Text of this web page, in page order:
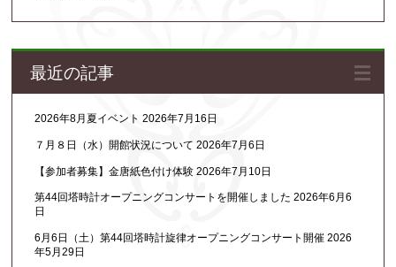
最近の記事
2026年8月夏イベント 2026年7月16日
７月８日（水）開館状況について 2026年7月6日
【参加者募集】金唐紙色付け体験 2026年7月10日
第44回塔時計オープニングコンサートを開催しました 2026年6月6
日
6月6日（土）第44回塔時計旋律オープニングコンサート開催 2026
年5月29日